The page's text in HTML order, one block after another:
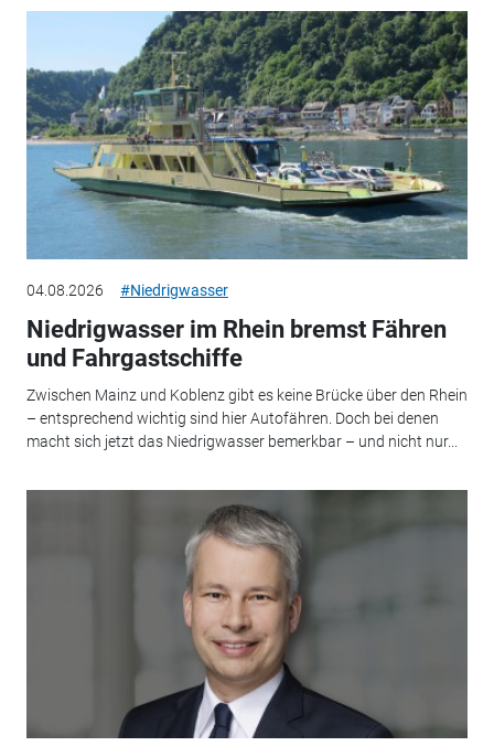
04.08.2026 #Niedrigwasser
Niedrigwasser im Rhein bremst Fähren
und Fahrgastschiffe
Zwischen Mainz und Koblenz gibt es keine Brücke über den Rhein
– entsprechend wichtig sind hier Autofähren. Doch bei denen
macht sich jetzt das Niedrigwasser bemerkbar – und nicht nur...